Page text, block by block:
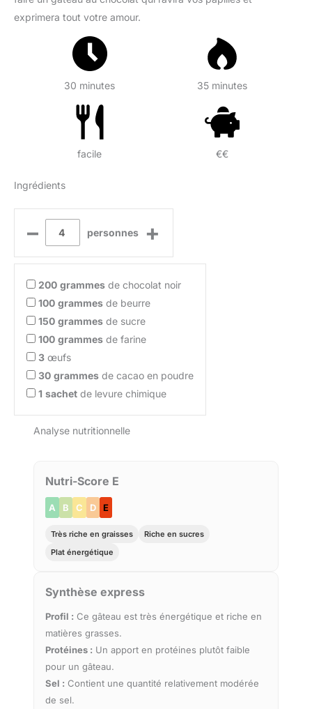
exprimera tout votre amour.
30 minutes 35 minutes
facile €€
Ingrédients
– personnes +
200 grammes de chocolat noir
100 grammes de beurre
150 grammes de sucre
100 grammes de farine
3 œufs
30 grammes de cacao en poudre
1 sachet de levure chimique
Analyse nutritionnelle
Nutri-Score E
A B C D E
Très riche en graisses
Riche en sucres
Plat énergétique
Synthèse express
Profil : Ce gâteau est très énergétique et riche en
matières grasses.
Protéines : Un apport en protéines plutôt faible
pour un gâteau.
Sel : Contient une quantité relativement modérée
de sel.